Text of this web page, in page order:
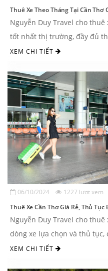
Thuê Xe Theo Tháng Tại Cần Thơ
Nguyễn Duy Travel cho
tốt nhất thị trường, đầy đủ
công, khai minh bạch. Liên ...
XEM CHI TIẾT
06/10/2024 1227 lượt xem
Thuê Xe Cần Thơ Giá Rẻ, Thủ Tục
Nguyễn Duy Travel cho
dòng xe lựa chọn và thủ
theo nhu cầu khách hàng ...
XEM CHI TIẾT